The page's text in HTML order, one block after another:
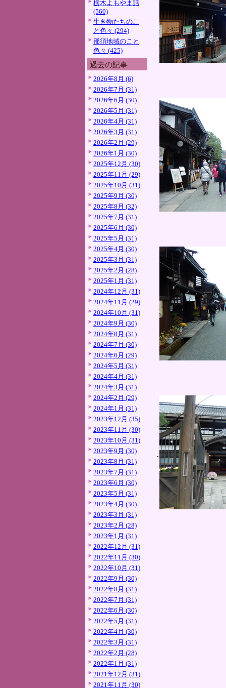
栃木よもやま話
(560)
生き物たちのこ
と色々 (294)
那須地域のこと
色々 (425)
過去の記事
2026年8月 (6)
2026年7月 (31)
2026年6月 (30)
2026年5月 (31)
2026年4月 (31)
2026年3月 (31)
2026年2月 (29)
2026年1月 (30)
2025年12月 (30)
2025年11月 (29)
2025年10月 (31)
2025年9月 (30)
2025年8月 (32)
2025年7月 (31)
2025年6月 (30)
2025年5月 (31)
2025年4月 (30)
2025年3月 (31)
2025年2月 (28)
2025年1月 (31)
2024年12月 (31)
2024年11月 (29)
2024年10月 (31)
2024年9月 (30)
2024年8月 (31)
2024年7月 (30)
2024年6月 (29)
2024年5月 (31)
2024年4月 (31)
2024年3月 (31)
2024年2月 (29)
2024年1月 (31)
2023年12月 (35)
2023年11月 (30)
2023年10月 (31)
2023年9月 (30)
2023年8月 (31)
2023年7月 (31)
2023年6月 (30)
2023年5月 (31)
2023年4月 (30)
2023年3月 (31)
2023年2月 (28)
2023年1月 (31)
2022年12月 (31)
2022年11月 (30)
2022年10月 (31)
2022年9月 (30)
2022年8月 (31)
2022年7月 (31)
2022年6月 (30)
2022年5月 (31)
2022年4月 (30)
2022年3月 (31)
2022年2月 (28)
2022年1月 (31)
2021年12月 (31)
2021年11月 (30)